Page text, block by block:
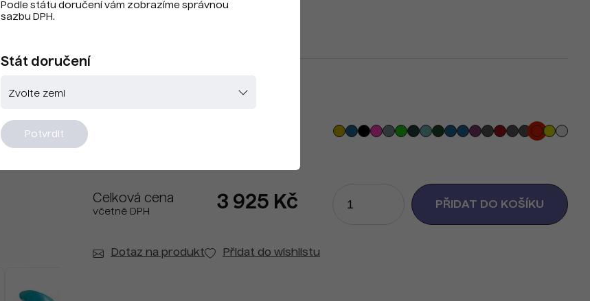
Kód produktu:
F240312.2005
Celková cena
včetně DPH 3 925 Kč
Dotaz na produkt Přidat do wishlistu
Podle státu doručení vám zobrazíme správnou
sazbu DPH.
Stát doručení
Potvrdit